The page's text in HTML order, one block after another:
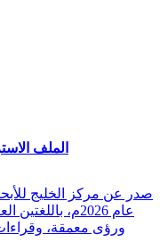
الملف
صدر عن مركز الخليج
عام 2026م،
ورؤى معمقة،